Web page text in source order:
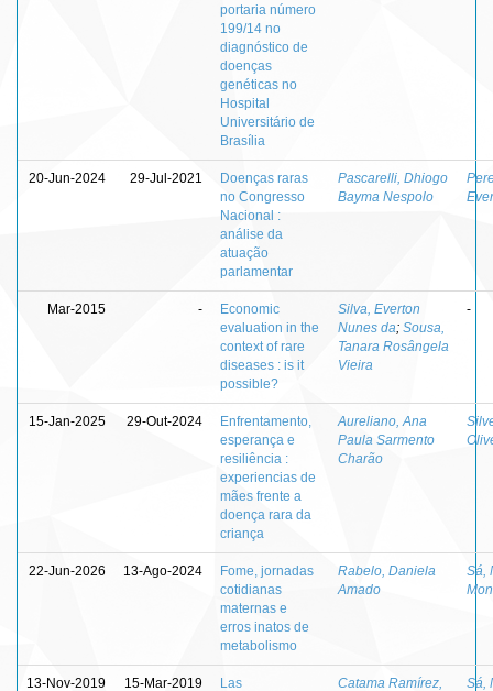
portaria número
199/14 no
diagnóstico de
doenças
genéticas no
Hospital
Universitário de
Brasília
20-Jun-2024 29-Jul-2021
Doenças raras
no Congresso
Nacional :
análise da
atuação
parlamentar
Pascarelli, Dhiogo
Bayma Nespolo
Mar-2015 -
Economic
evaluation in the
context of rare
diseases : is it
possible?
Silva, Everton
Nunes da; Sousa,
Tanara Rosângela
Vieira
-
15-Jan-2025 29-Out-2024
Enfrentamento,
esperança e
resiliência :
experiencias de
mães frente a
doença rara da
criança
Aureliano, Ana
Paula Sarmento
Charão
22-Jun-2026 13-Ago-2024
Fome, jornadas
cotidianas
maternas e
erros inatos de
metabolismo
Rabelo, Daniela
Amado
Sá,
13-Nov-2019 15-Mar-2019
Las
Catama Ramírez,
Sá,